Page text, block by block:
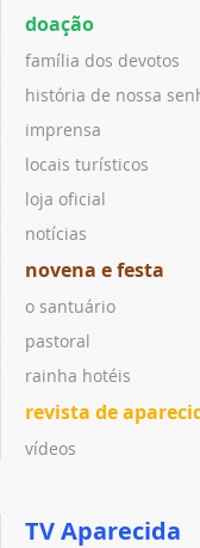
doação
família dos devotos
história de nossa
imprensa
locais turísticos
loja oficial
notícias
novena e festa
o santuário
pastoral
rainha hotéis
revista de
vídeos
TV Aparecida